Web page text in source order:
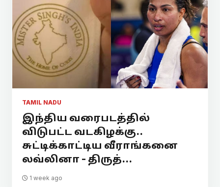
TAMIL NADU
இந்திய வரைபடத்தில்
விடுபட்ட வடகிழக்கு..
சுட்டிக்காட்டிய வீராங்கனை
லவ்லினா - திருத்...
1 week ago